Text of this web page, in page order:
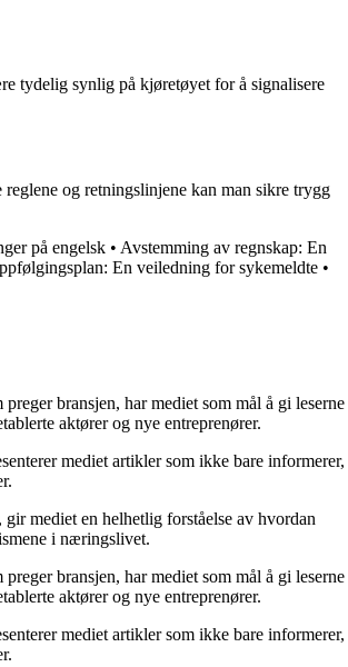
tydelig synlig på kjøretøyet for å signalisere
og retningslinjene kan man sikre trygg
på engelsk • Avstemming av regnskap: En
En veiledning for sykemeldte •
bransjen, har mediet som mål å gi leserne
aktører og nye entreprenører.
mediet artikler som ikke bare informerer,
mediet en helhetlig forståelse av hvordan
i næringslivet.
bransjen, har mediet som mål å gi leserne
aktører og nye entreprenører.
mediet artikler som ikke bare informerer,